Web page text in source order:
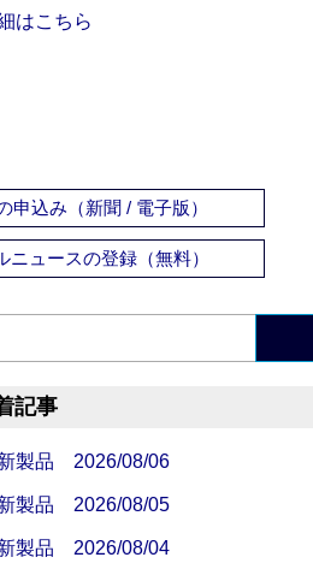
はこちら
申込み（新聞 / 電子版）
ニュースの登録（無料）
記事
製品 2026/08/06
製品 2026/08/05
製品 2026/08/04